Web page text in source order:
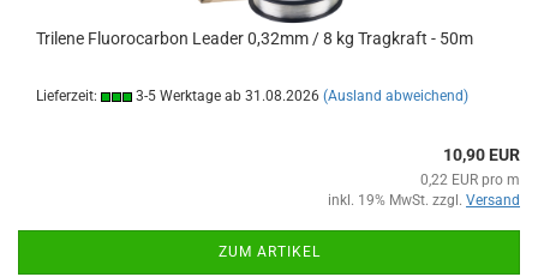
Trilene Fluorocarbon Leader 0,32mm / 8 kg Tragkraft - 50m
Lieferzeit: 3-5 Werktage ab 31.08.2026 (Ausland abweichend)
10,90 EUR
0,22 EUR pro m
inkl. 19% MwSt. zzgl. Versand
ZUM ARTIKEL